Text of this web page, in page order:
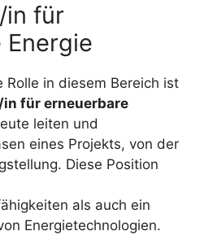
in für
Rolle in diesem Bereich ist
für erneuerbare
leiten und
eines Projekts, von der
Diese Position
als auch ein
Energietechnologien.